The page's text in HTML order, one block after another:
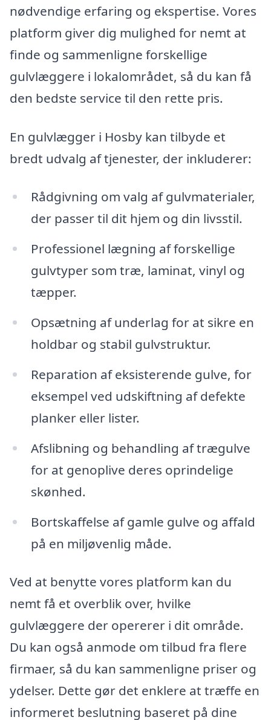
nødvendige erfaring og ekspertise. Vores
platform giver dig mulighed for nemt at
finde og sammenligne forskellige
gulvlæggere i lokalområdet, så du kan få
den bedste service til den rette pris.
En gulvlægger i Hosby kan tilbyde et
bredt udvalg af tjenester, der inkluderer:
Rådgivning om valg af gulvmaterialer,
der passer til dit hjem og din livsstil.
Professionel lægning af forskellige
gulvtyper som træ, laminat, vinyl og
tæpper.
Opsætning af underlag for at sikre en
holdbar og stabil gulvstruktur.
Reparation af eksisterende gulve, for
eksempel ved udskiftning af defekte
planker eller lister.
Afslibning og behandling af trægulve
for at genoplive deres oprindelige
skønhed.
Bortskaffelse af gamle gulve og affald
på en miljøvenlig måde.
Ved at benytte vores platform kan du
nemt få et overblik over, hvilke
gulvlæggere der opererer i dit område.
Du kan også anmode om tilbud fra flere
firmaer, så du kan sammenligne priser og
ydelser. Dette gør det enklere at træffe en
informeret beslutning baseret på dine